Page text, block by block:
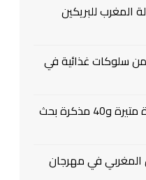
المغرب للبريكين
سلوكات غذائية في
سقوط (الإمبراطور) بعد مطاردة متيرة و40 مذكرة بحث
المغربي في مهرجان